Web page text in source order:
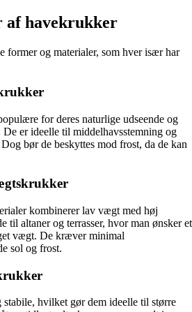
af havekrukker
former og materialer, som hver især har
for deres naturlige udseende og
er ideelle til middelhavsstemning og
bør de beskyttes mod frost, da de kan
kombinerer lav vægt med høj
til altaner og terrasser, hvor man ønsker et
vægt. De kræver minimal
sol og frost.
hvilket gør dem ideelle til større